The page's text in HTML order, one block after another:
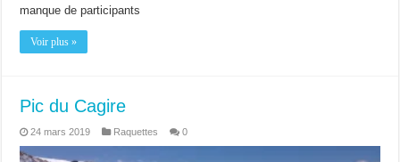
manque de participants
Voir plus »
Pic du Cagire
24 mars 2019 Raquettes 0